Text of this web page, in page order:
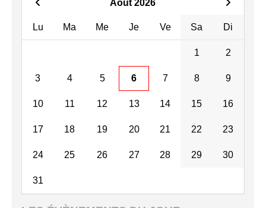
Août 2026
Lu Ma Me Je Ve Sa Di
1 2
3 4 5 6 7 8 9
10 11 12 13 14 15 16
17 18 19 20 21 22 23
24 25 26 27 28 29 30
31